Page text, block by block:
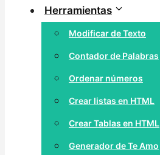
Herramientas
Modificar de Texto
Contador de Palabras
Ordenar números
Crear listas en HTML
Crear Tablas en HTML
Generador de Te Amo